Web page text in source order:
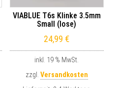
VIABLUE T6s Klinke 3.5mm
Small (lose)
24,99 €
inkl. 19 % MwSt.
zzgl. Versandkosten